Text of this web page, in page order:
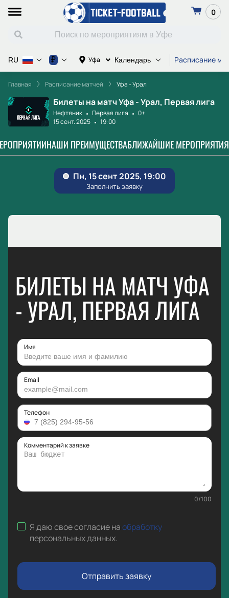
0
Уфа Календарь Расписание
RU ₽
Главная Расписание матчей Уфа - Урал
Билеты на матч Уфа - Урал, Первая лига
Нефтяник Первая лига
0+
15 сент. 2025
19:00
НАШИ ПРЕИМУЩЕСТВАБЛИЖАЙШИЕ МЕРОПРИЯТИЯ
БИЛЕТЫ НА МАТЧ УФА
- УРАЛ, ПЕРВАЯ ЛИГА
Имя
Email
Телефон
Комментарий к заявке
0/100
Я даю свое согласие наобработку
персональных данных.
Отправить заявку